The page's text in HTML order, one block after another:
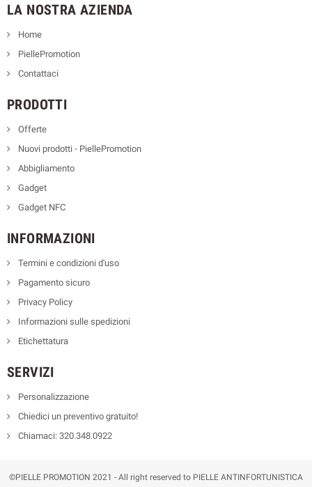
LA NOSTRA AZIENDA
Home
PiellePromotion
Contattaci
PRODOTTI
Offerte
Nuovi prodotti - PiellePromotion
Abbigliamento
Gadget
Gadget NFC
INFORMAZIONI
Termini e condizioni d'uso
Pagamento sicuro
Privacy Policy
Informazioni sulle spedizioni
Etichettatura
SERVIZI
Personalizzazione
Chiedici un preventivo gratuito!
Chiamaci: 320.348.0922
©PIELLE PROMOTION 2021 - All right reserved to PIELLE ANTINFORTUNISTICA